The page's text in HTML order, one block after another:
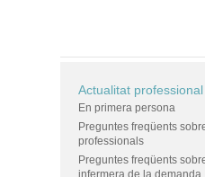
Actualitat professional
En primera persona
Preguntes freqüents
professionals
Preguntes freqüents
infermera de la demanda